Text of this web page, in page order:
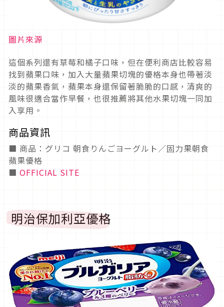
圖片來源
這個系列還有草莓和橘子口味，但在便利商店比較容易
找到蘋果口味，加入大量蘋果切塊的優格本身也帶著淡
淡的蘋果香氣，蘋果本身還保留著脆脆的口感，清爽的
風味很適合當作早餐，也很推薦將其他水果切塊一同加
入享用。
商品資訊
■ 商品：グリコ 朝食りんごヨーグルト／固力果朝食
蘋果優格
■ OFFICIAL SITE
明治保加利亞優格